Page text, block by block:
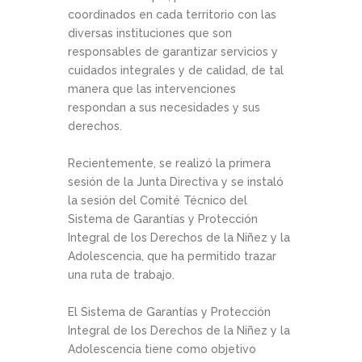
coordinados en cada territorio con las
diversas instituciones que son
responsables de garantizar servicios y
cuidados integrales y de calidad, de tal
manera que las intervenciones
respondan a sus necesidades y sus
derechos.
Recientemente, se realizó la primera
sesión de la Junta Directiva y se instaló
la sesión del Comité Técnico del
Sistema de Garantías y Protección
Integral de los Derechos de la Niñez y la
Adolescencia, que ha permitido trazar
una ruta de trabajo.
El Sistema de Garantías y Protección
Integral de los Derechos de la Niñez y la
Adolescencia tiene como objetivo